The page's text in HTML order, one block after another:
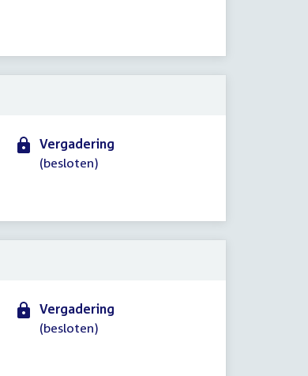
Vergadering
(besloten)
Vergadering
(besloten)